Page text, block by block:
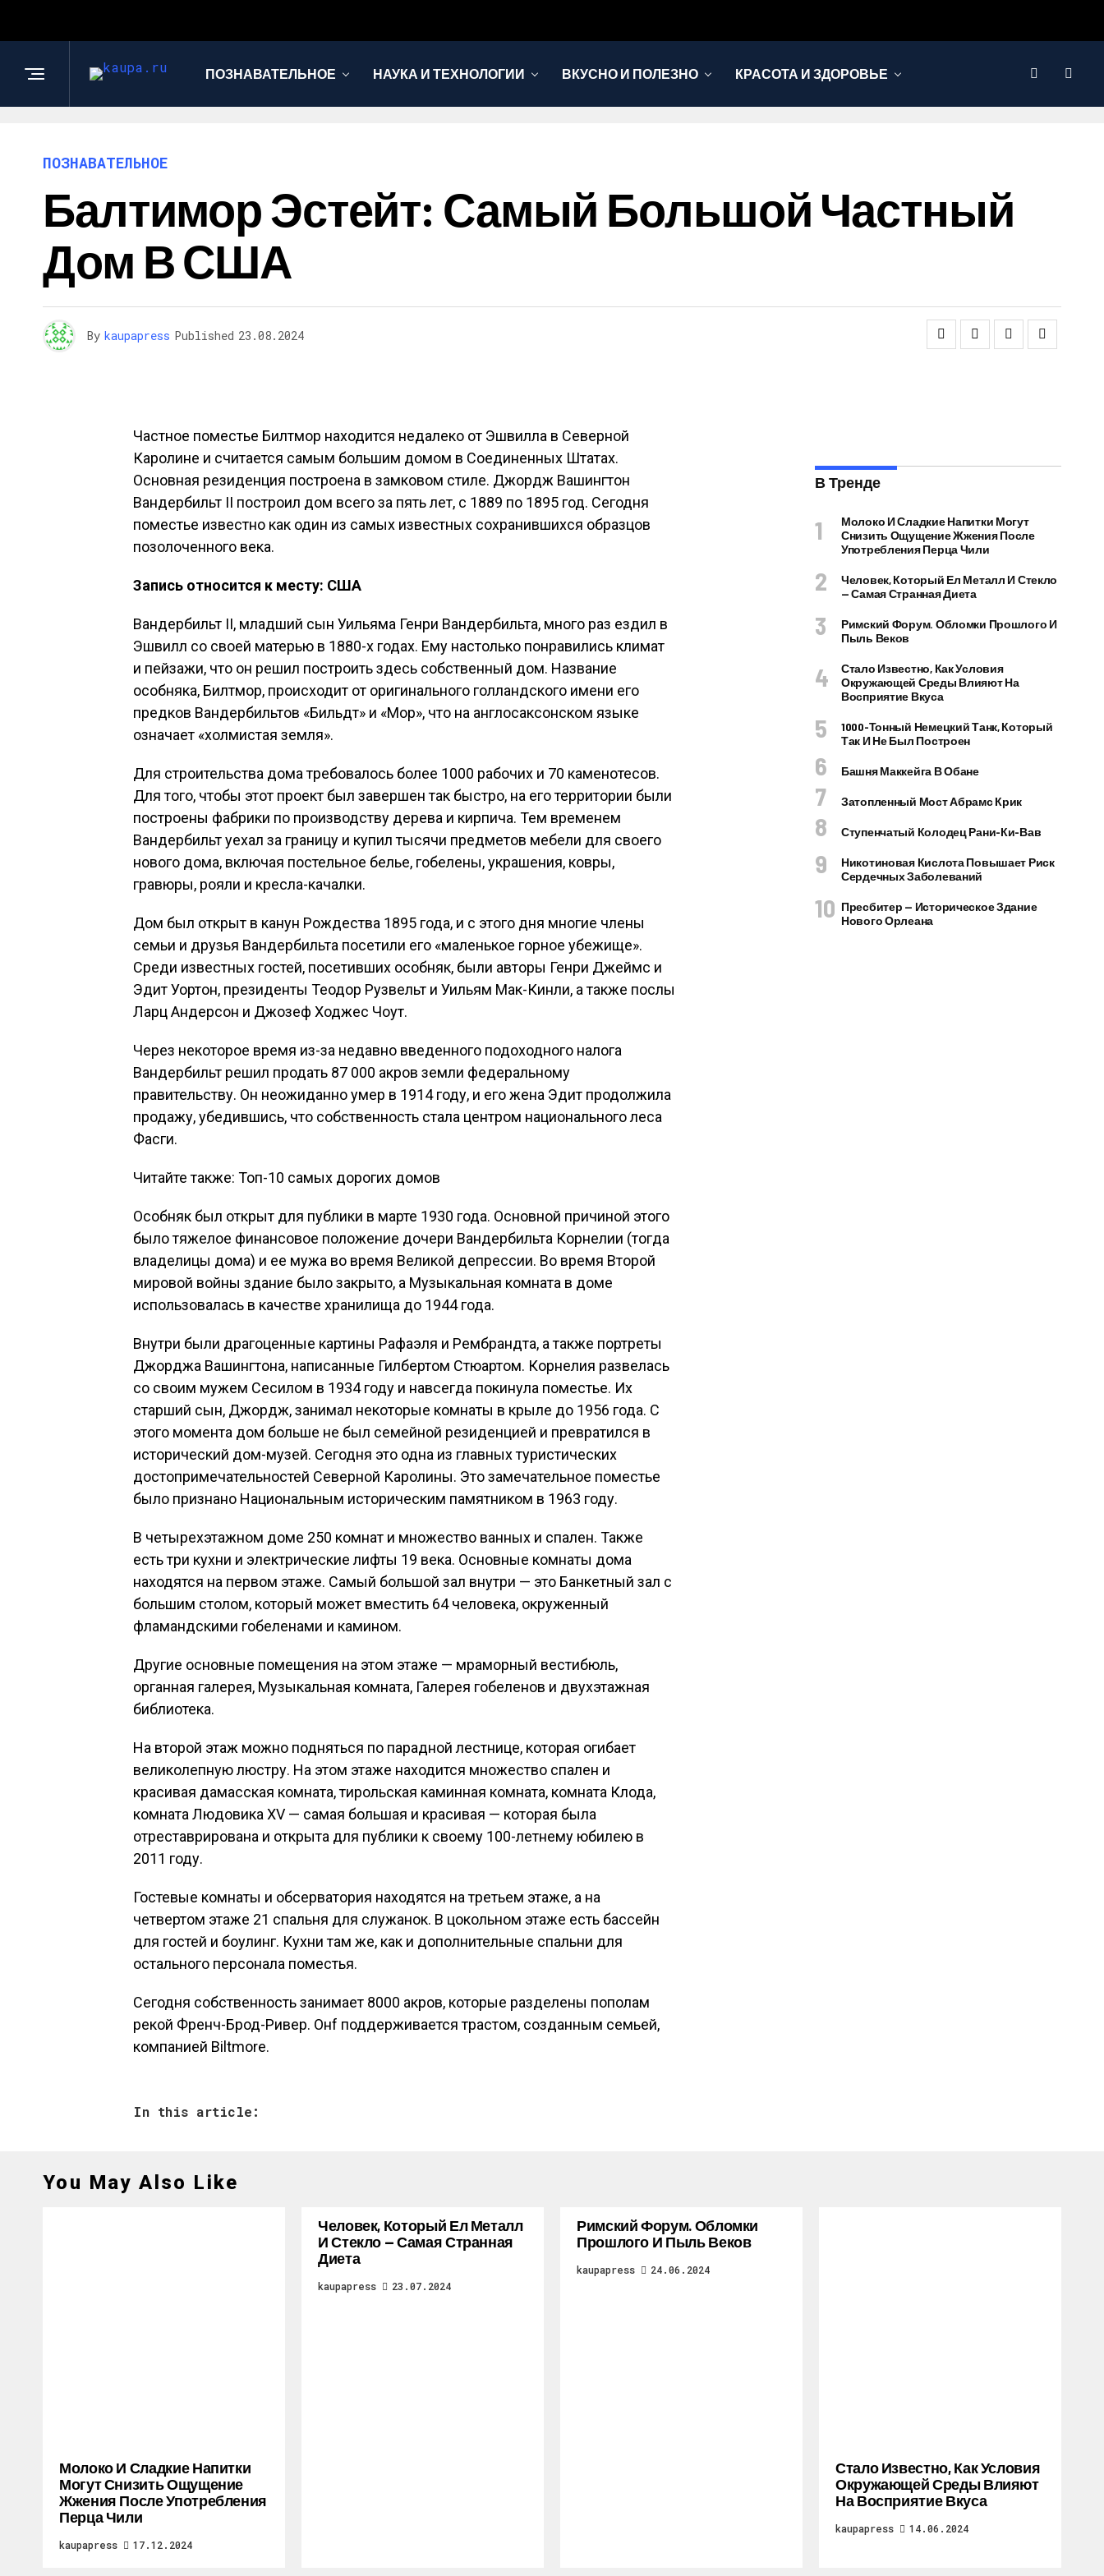
ПОЗНАВАТЕЛЬНОЕ НАУКА И ТЕХНОЛОГИИ ВКУСНО И ПОЛЕЗНО КРАСОТА И ЗДОРОВЬЕ
ПОЗНАВАТЕЛЬНОЕ
Балтимор Эстейт: Самый Большой Частный
Дом В США
By kaupapress Published 23.08.2024
Частное поместье Билтмор находится недалеко от Эшвилла в Северной
Каролине и считается самым большим домом в Соединенных Штатах.
Основная резиденция построена в замковом стиле. Джордж Вашингтон
Вандербильт II построил дом всего за пять лет, с 1889 по 1895 год. Сегодня
поместье известно как один из самых известных сохранившихся образцов
позолоченного века.
Запись относится к месту: США
Вандербильт II, младший сын Уильяма Генри Вандербильта, много раз ездил в
Эшвилл со своей матерью в 1880-х годах. Ему настолько понравились климат
и пейзажи, что он решил построить здесь собственный дом. Название
особняка, Билтмор, происходит от оригинального голландского имени его
предков Вандербильтов «Бильдт» и «Мор», что на англосаксонском языке
означает «холмистая земля».
Для строительства дома требовалось более 1000 рабочих и 70 каменотесов.
Для того, чтобы этот проект был завершен так быстро, на его территории были
построены фабрики по производству дерева и кирпича. Тем временем
Вандербильт уехал за границу и купил тысячи предметов мебели для своего
нового дома, включая постельное белье, гобелены, украшения, ковры,
гравюры, рояли и кресла-качалки.
Дом был открыт в канун Рождества 1895 года, и с этого дня многие члены
семьи и друзья Вандербильта посетили его «маленькое горное убежище».
Среди известных гостей, посетивших особняк, были авторы Генри Джеймс и
Эдит Уортон, президенты Теодор Рузвельт и Уильям Мак-Кинли, а также послы
Ларц Андерсон и Джозеф Ходжес Чоут.
Через некоторое время из-за недавно введенного подоходного налога
Вандербильт решил продать 87 000 акров земли федеральному
правительству. Он неожиданно умер в 1914 году, и его жена Эдит продолжила
продажу, убедившись, что собственность стала центром национального леса
Фасги.
Читайте также: Топ-10 самых дорогих домов
Особняк был открыт для публики в марте 1930 года. Основной причиной этого
было тяжелое финансовое положение дочери Вандербильта Корнелии (тогда
владелицы дома) и ее мужа во время Великой депрессии. Во время Второй
мировой войны здание было закрыто, а Музыкальная комната в доме
использовалась в качестве хранилища до 1944 года.
Внутри были драгоценные картины Рафаэля и Рембрандта, а также портреты
Джорджа Вашингтона, написанные Гилбертом Стюартом. Корнелия развелась
со своим мужем Сесилом в 1934 году и навсегда покинула поместье. Их
старший сын, Джордж, занимал некоторые комнаты в крыле до 1956 года. С
этого момента дом больше не был семейной резиденцией и превратился в
исторический дом-музей. Сегодня это одна из главных туристических
достопримечательностей Северной Каролины. Это замечательное поместье
было признано Национальным историческим памятником в 1963 году.
В четырехэтажном доме 250 комнат и множество ванных и спален. Также
есть три кухни и электрические лифты 19 века. Основные комнаты дома
находятся на первом этаже. Самый большой зал внутри — это Банкетный зал с
большим столом, который может вместить 64 человека, окруженный
фламандскими гобеленами и камином.
Другие основные помещения на этом этаже — мраморный вестибюль,
органная галерея, Музыкальная комната, Галерея гобеленов и двухэтажная
библиотека.
На второй этаж можно подняться по парадной лестнице, которая огибает
великолепную люстру. На этом этаже находится множество спален и
красивая дамасская комната, тирольская каминная комната, комната Клода,
комната Людовика XV — самая большая и красивая — которая была
отреставрирована и открыта для публики к своему 100-летнему юбилею в
2011 году.
Гостевые комнаты и обсерватория находятся на третьем этаже, а на
четвертом этаже 21 спальня для служанок. В цокольном этаже есть бассейн
для гостей и боулинг. Кухни там же, как и дополнительные спальни для
остального персонала поместья.
Сегодня собственность занимает 8000 акров, которые разделены пополам
рекой Френч-Брод-Ривер. Онf поддерживается трастом, созданным семьей,
компанией Biltmore.
In this article:
В Тренде
Молоко И Сладкие Напитки Могут
Снизить Ощущение Жжения После
Употребления Перца Чили
Человек, Который Ел Металл И Стекло
— Самая Странная Диета
Римский Форум. Обломки Прошлого И
Пыль Веков
Стало Известно, Как Условия
Окружающей Среды Влияют На
Восприятие Вкуса
1000-Тонный Немецкий Танк, Который
Так И Не Был Построен
Башня Маккейга В Обане
Затопленный Мост Абрамс Крик
Ступенчатый Колодец Рани-Ки-Вав
Никотиновая Кислота Повышает Риск
Сердечных Заболеваний
Пресбитер — Историческое Здание
Нового Орлеана
You May Also Like
Молоко И Сладкие Напитки
Могут Снизить Ощущение
Жжения После Употребления
Перца Чили
kaupapress 17.12.2024
Человек, Который Ел Металл
И Стекло — Самая Странная
Диета
kaupapress 23.07.2024
Римский Форум. Обломки
Прошлого И Пыль Веков
kaupapress 24.06.2024
Стало Известно, Как Условия
Окружающей Среды Влияют
На Восприятие Вкуса
kaupapress 14.06.2024